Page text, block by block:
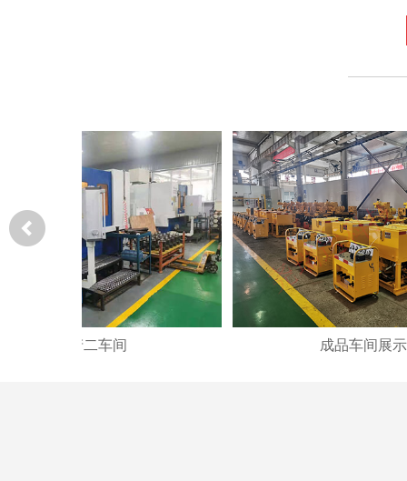
生产二车间 成品车间展示